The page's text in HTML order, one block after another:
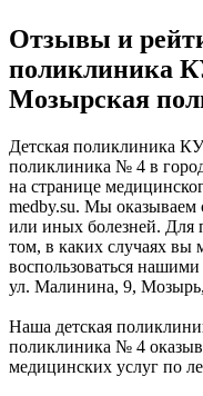
Отзывы и
поликлиника
Мозырская
Детская поликлиника
поликлиника № 4 в
на странице
medby.su. Мы оказываем
или иных болезней. Для
том, в каких случаях вы
воспользоваться
ул. Малинина, 9, Мозырь,
Наша детская
поликлиника № 4
медицинских услуг по